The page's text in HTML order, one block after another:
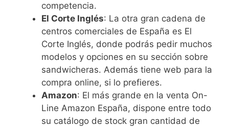
competencia.
El Corte Inglés: La otra gran cadena de
centros comerciales de España es El
Corte Inglés, donde podrás pedir muchos
modelos y opciones en su sección sobre
sandwicheras. Además tiene web para la
compra online, si lo prefieres.
Amazon: El más grande en la venta On-
Line Amazon España, dispone entre todo
su catálogo de stock gran cantidad de